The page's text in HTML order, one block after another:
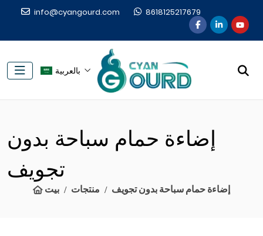
info@cyangourd.com 8618125217679
بالعربية
إضاءة حمام سباحة بدون
تجويف
بيت منتجات إضاءة حمام سباحة بدون تجويف